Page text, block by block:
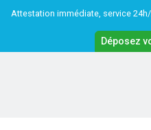
Attestation immédiate, service
Déposez